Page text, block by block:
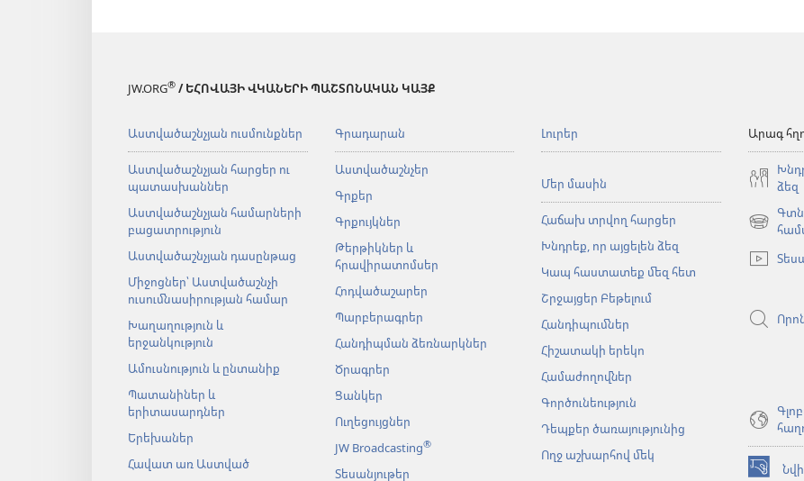
JW.ORG® / ԵՀՈՎԱՅԻ ՎԿԱՆԵՐԻ ՊԱՇՏՈՆԱԿԱՆ ԿԱՅՔ
Աստվածաշնչյան ուսմունքներ
Աստվածաշնչյան հարցեր ու
պատասխաններ
Աստվածաշնչյան համարների
բացատրություն
Աստվածաշնչյան դասընթաց
Միջոցներ՝ Աստվածաշնչի
ուսումնասիրության համար
Խաղաղություն և
երջանկություն
Ամուսնություն և ընտանիք
Պատանիներ և
երիտասարդներ
Երեխաներ
Հավատ առ Աստված
Գրադարան
Աստվածաշնչեր
Գրքեր
Գրքույկներ
Թերթիկներ և
հրավիրատոմսեր
Հոդվածաշարեր
Պարբերագրեր
Հանդիպման ձեռնարկներ
Ծրագրեր
Ցանկեր
Ուղեցույցներ
JW Broadcasting®
Տեսանյութեր
Լուրեր
Մեր մասին
Հաճախ տրվող հարցեր
Խնդրեք, որ այցելեն ձեզ
Կապ հաստատեք մեզ հետ
Շրջայցեր Բեթելում
Հանդիպումներ
Հիշատակի երեկո
Համաժողովներ
Գործունեություն
Դեպքեր ծառայությունից
Ողջ աշխարհով մեկ
Արագ
ձեզ
(բացվում
նոր
(բացվում